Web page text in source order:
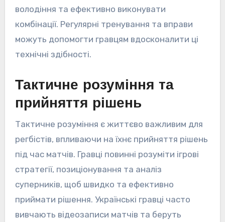
володіння та ефективно виконувати
комбінації. Регулярні тренування та вправи
можуть допомогти гравцям вдосконалити ці
технічні здібності.
Тактичне розуміння та
прийняття рішень
Тактичне розуміння є життєво важливим для
регбістів, впливаючи на їхнє прийняття рішень
під час матчів. Гравці повинні розуміти ігрові
стратегії, позиціонування та аналіз
суперників, щоб швидко та ефективно
приймати рішення. Українські гравці часто
вивчають відеозаписи матчів та беруть